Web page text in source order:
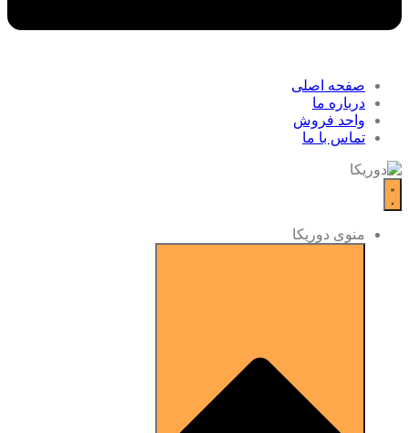
صفحه اصلی
درباره ما
واحد فروش
تماس با ما
منوی دوریکا